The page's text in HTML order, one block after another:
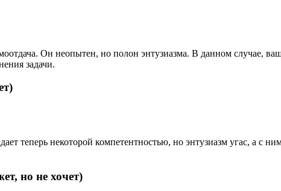
Он неопытен, но полон энтузиазма. В данном случае,
задачи.
теперь некоторой компетентностью, но энтузиазм угас, а с
но не хочет)